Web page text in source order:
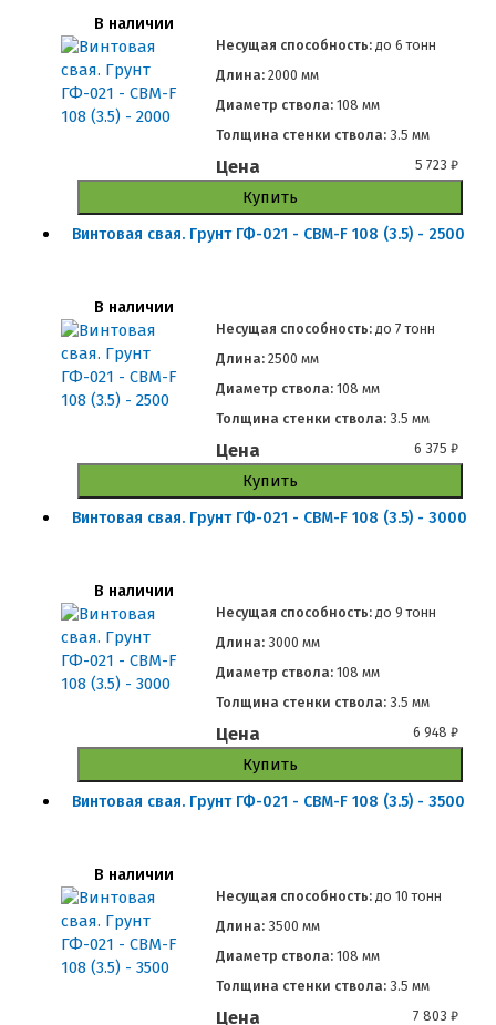
В наличии
Несущая способность: до 6 тонн
Длина:2000 мм
Диаметр ствола:108 мм
Толщина стенки ствола:3.5 мм
Цена 5 723₽
Купить
Винтовая свая. Грунт ГФ-021 - СВМ-F 108 (3.5) - 2500
В наличии
Несущая способность: до 7 тонн
Длина:2500 мм
Диаметр ствола:108 мм
Толщина стенки ствола:3.5 мм
Цена 6 375₽
Купить
Винтовая свая. Грунт ГФ-021 - СВМ-F 108 (3.5) - 3000
В наличии
Несущая способность: до 9 тонн
Длина:3000 мм
Диаметр ствола:108 мм
Толщина стенки ствола:3.5 мм
Цена 6 948₽
Купить
Винтовая свая. Грунт ГФ-021 - СВМ-F 108 (3.5) - 3500
В наличии
Несущая способность: до 10 тонн
Длина:3500 мм
Диаметр ствола:108 мм
Толщина стенки ствола:3.5 мм
Цена 7 803₽